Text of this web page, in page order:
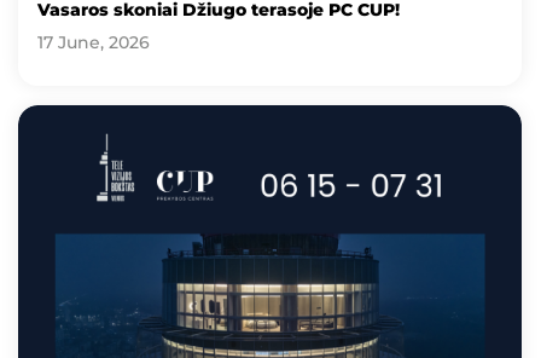
Vasaros skoniai Džiugo terasoje PC CUP!
17 June, 2026